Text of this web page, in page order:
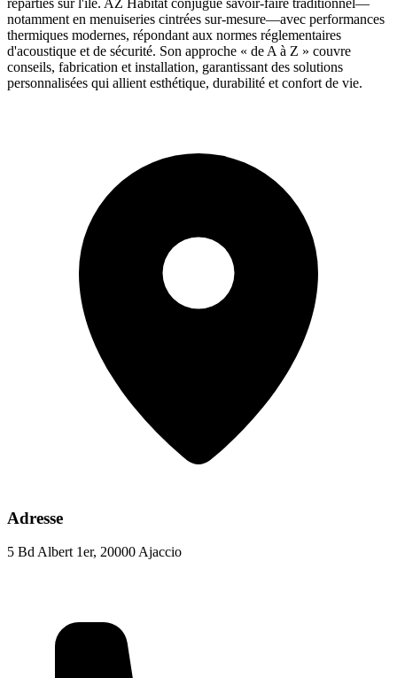
notamment en menuiseries cintrées sur-mesure—avec performances
thermiques modernes, répondant aux normes réglementaires
d'acoustique et de sécurité. Son approche « de A à Z » couvre
conseils, fabrication et installation, garantissant des solutions
personnalisées qui allient esthétique, durabilité et confort de vie.
Adresse
5 Bd Albert 1er, 20000 Ajaccio